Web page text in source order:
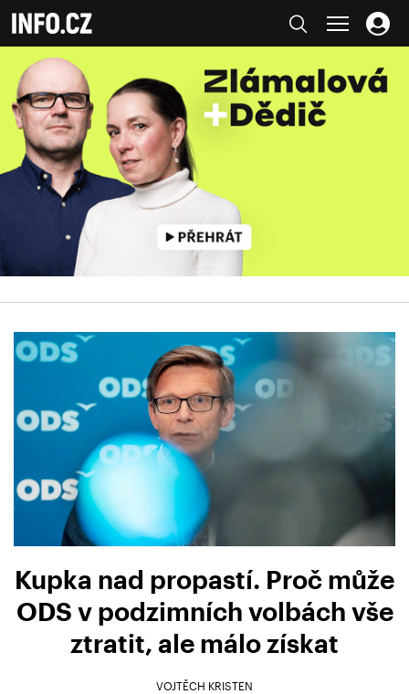
Kupka nad propastí. Proč může
ODS v podzimních volbách vše
ztratit, ale málo získat
VOJTĚCH KRISTEN